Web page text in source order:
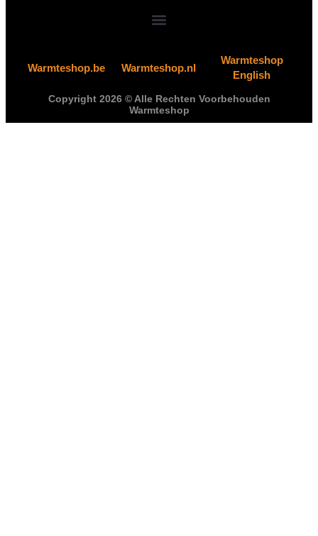
Warmteshop.be Warmteshop.nl
Warmteshop
English
Copyright 2026 © Alle Rechten Voorbehouden
Warmteshop